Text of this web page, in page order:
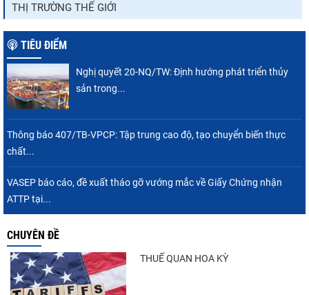
THỊ TRƯỜNG THẾ GIỚI
TIÊU ĐIỂM
Nghị quyết 20-NQ/TW: Định hướng phát triển thủy
sản trong...
Thông báo 407/TB-VPCP: Tập trung cao độ, tạo chuyển biến thực
chất...
VASEP báo cáo, đề xuất tháo gỡ vướng mắc về Giấy Chứng nhận
ATTP tại...
CHUYÊN ĐỀ
THUẾ QUAN HOA KỲ